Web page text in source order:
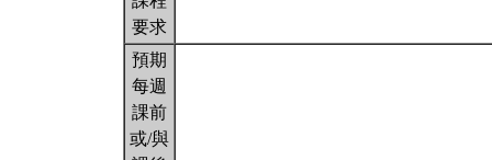
要求
預期
每週
課前
或/與